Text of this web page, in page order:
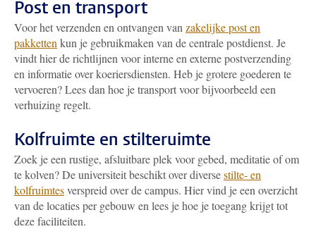
Post en transport
Voor het verzenden en ontvangen van zakelijke post en
pakketten kun je gebruikmaken van de centrale postdienst. Je
vindt hier de richtlijnen voor interne en externe postverzending
en informatie over koeriersdiensten. Heb je grotere goederen te
vervoeren? Lees dan hoe je transport voor bijvoorbeeld een
verhuizing regelt.
Kolfruimte en stilteruimte
Zoek je een rustige, afsluitbare plek voor gebed, meditatie of om
te kolven? De universiteit beschikt over diversestilte- en
kolfruimtesverspreid over de campus. Hier vind je een overzicht
van de locaties per gebouw en lees je hoe je toegang krijgt tot
deze faciliteiten.